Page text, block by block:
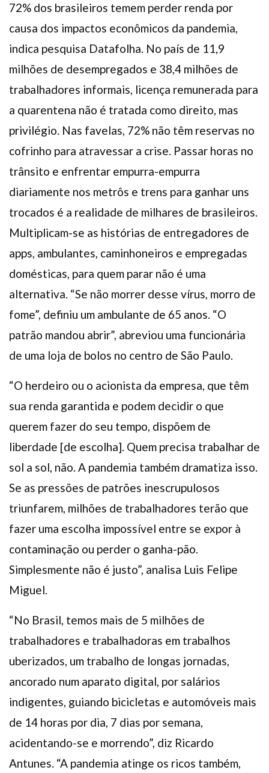
72% dos brasileiros temem perder renda por
causa dos impactos econômicos da pandemia,
indica pesquisa Datafolha. No país de 11,9
milhões de desempregados e 38,4 milhões de
trabalhadores informais, licença remunerada para
a quarentena não é tratada como direito, mas
privilégio. Nas favelas, 72% não têm reservas no
cofrinho para atravessar a crise. Passar horas no
trânsito e enfrentar empurra-empurra
diariamente nos metrôs e trens para ganhar uns
trocados é a realidade de milhares de brasileiros.
Multiplicam-se as histórias de entregadores de
apps, ambulantes, caminhoneiros e empregadas
domésticas, para quem parar não é uma
alternativa. “Se não morrer desse vírus, morro de
fome”, definiu um ambulante de 65 anos. “O
patrão mandou abrir”, abreviou uma funcionária
de uma loja de bolos no centro de São Paulo.
“O herdeiro ou o acionista da empresa, que têm
sua renda garantida e podem decidir o que
querem fazer do seu tempo, dispõem de
liberdade [de escolha]. Quem precisa trabalhar de
sol a sol, não. A pandemia também dramatiza isso.
Se as pressões de patrões inescrupulosos
triunfarem, milhões de trabalhadores terão que
fazer uma escolha impossível entre se expor à
contaminação ou perder o ganha-pão.
Simplesmente não é justo”, analisa Luis Felipe
Miguel.
“No Brasil, temos mais de 5 milhões de
trabalhadores e trabalhadoras em trabalhos
uberizados, um trabalho de longas jornadas,
ancorado num aparato digital, por salários
indigentes, guiando bicicletas e automóveis mais
de 14 horas por dia, 7 dias por semana,
acidentando-se e morrendo”, diz Ricardo
Antunes. “A pandemia atinge os ricos também,